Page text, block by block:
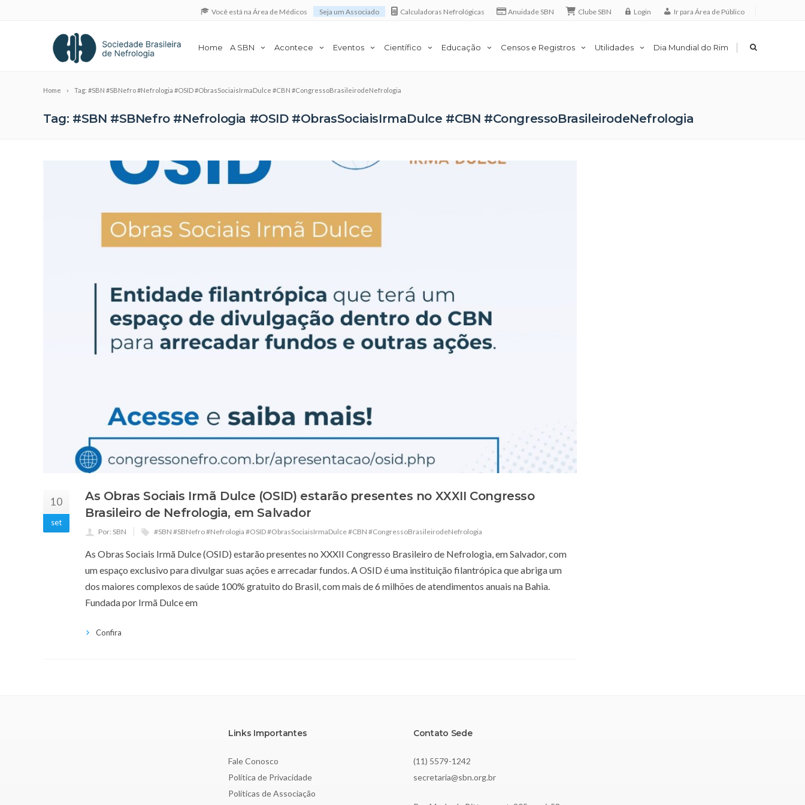
Você está na Área de Médicos Seja um Associado Calculadoras Nefrológicas Anuidade SBN Clube SBN Login Ir para Área de Público
Home A SBN Acontece Eventos Científico Educação Censos e Registros Utilidades Dia Mundial do Rim |
Home Tag: #SBN #SBNefro #Nefrologia #OSID #ObrasSociaisIrmaDulce #CBN #CongressoBrasileirodeNefrologia
Tag: #SBN #SBNefro #Nefrologia #OSID #ObrasSociaisIrmaDulce #CBN #CongressoBrasileirodeNefrologia
10
set
As Obras Sociais Irmã Dulce (OSID) estarão presentes no XXXII Congresso
Brasileiro de Nefrologia, em Salvador
Por: SBN #SBN #SBNefro #Nefrologia #OSID #ObrasSociaisIrmaDulce #CBN #CongressoBrasileirodeNefrologia
As Obras Sociais Irmã Dulce (OSID) estarão presentes no XXXII Congresso Brasileiro de Nefrologia, em Salvador, com
um espaço exclusivo para divulgar suas ações e arrecadar fundos. A OSID é uma instituição filantrópica que abriga um
dos maiores complexos de saúde 100% gratuito do Brasil, com mais de 6 milhões de atendimentos anuais na Bahia.
Fundada por Irmã Dulce em
Confira
Links Importantes
Fale Conosco
Política de Privacidade
Políticas de Associação
Contato Sede
(11) 5579-1242
secretaria@sbn.org.br